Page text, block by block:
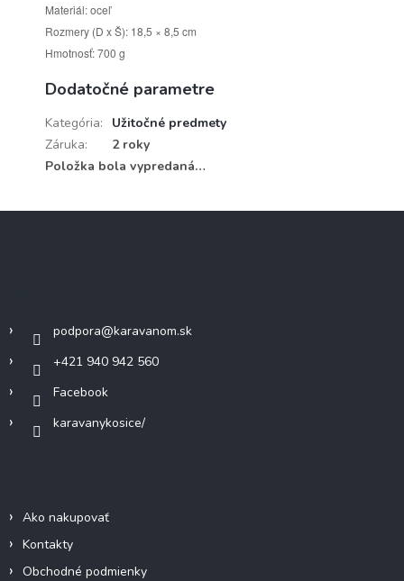
Materiál: oceľ
Rozmery (D x Š): 18,5 × 8,5 cm
Hmotnosť: 700 g
Dodatočné parametre
Kategória:
Užitočné predmety
Záruka:
2 roky
Položka bola vypredaná…
podpora@karavanom.sk
+421 940 942 560
Facebook
karavanykosice/
Ako nakupovať
Kontakty
Obchodné podmienky